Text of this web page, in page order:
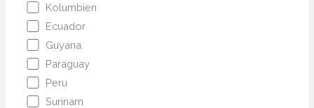
Kolumbien
Ecuador
Guyana
Paraguay
Peru
Surinam